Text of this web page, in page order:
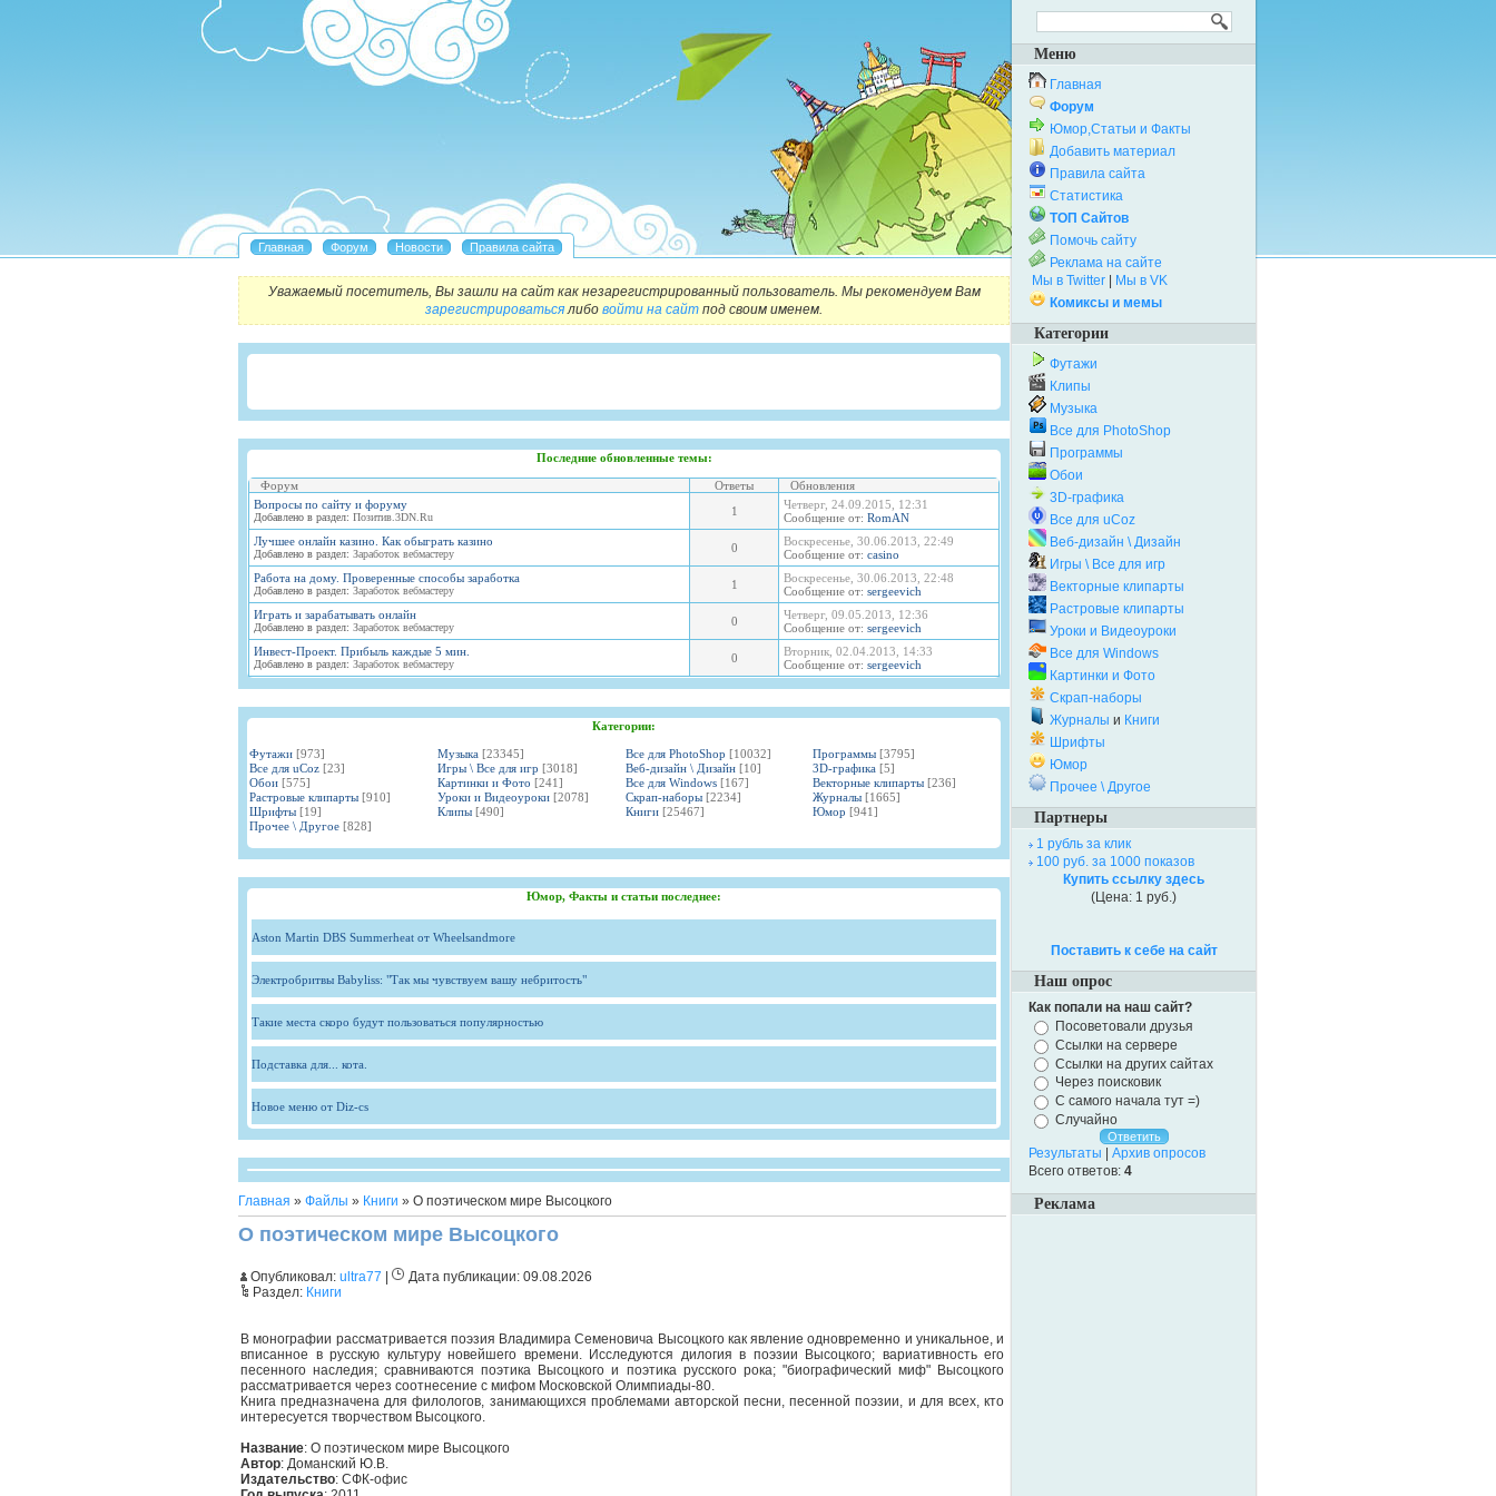
Уважаемый посетитель, Вы зашли на сайт как незарегистрированный пользователь. Мы рекомендуем Вам
зарегистрироватьсялибо войти на сайт под своим именем.
Последние обновленные темы:
Форум Ответы
Обновления
Вопросы по сайту и форуму
Добавлено в раздел: Позитив.3DN.Ru 1
Четверг, 24.09.2015, 12:31
Сообщение от: RomAN
Лучшее онлайн казино. Как обыграть казино
Добавлено в раздел: Заработок вебмастеру 0
Воскресенье, 30.06.2013, 22:49
Сообщение от: casino
Работа на дому. Проверенные способы заработка
Добавлено в раздел: Заработок вебмастеру 1
Воскресенье, 30.06.2013, 22:48
Сообщение от: sergeevich
Играть и зарабатывать онлайн
Добавлено в раздел: Заработок вебмастеру 0
Четверг, 09.05.2013, 12:36
Сообщение от: sergeevich
Инвест-Проект. Прибыль каждые 5 мин.
Добавлено в раздел: Заработок вебмастеру 0
Вторник, 02.04.2013, 14:33
Сообщение от: sergeevich
Категории:
Футажи [973] Музыка [23345] Все для PhotoShop [10032] Программы [3795]
Все для uCoz [23] Игры \ Все для игр [3018] Веб-дизайн \ Дизайн [10] 3D-графика [5]
Обои [575] Картинки и Фото [241] Все для Windows [167] Векторные клипарты [236]
Растровые клипарты [910] Уроки и Видеоуроки [2078] Скрап-наборы [2234] Журналы [1665]
Шрифты [19] Клипы [490] Книги [25467] Юмор [941]
Прочее \ Другое [828]
Юмор, Факты и статьи последнее:
Aston Martin DBS Summerheat от Wheelsandmore
Электробритвы Babyliss: "Так мы чувствуем вашу небритость"
Такие места скоро будут пользоваться популярностью
Подставка для... кота.
Новое меню от Diz-cs
Главная » Файлы » Книги » О поэтическом мире Высоцкого
О поэтическом мире Высоцкого
Опубликовал: ultra77 Дата публикации: 09.08.2026
Раздел: Книги
В монографии рассматривается поэзия Владимира Семеновича Высоцкого как явление одновременно и уникальное, и
вписанное в русскую культуру новейшего времени. Исследуются дилогия в поэзии Высоцкого; вариативность его
песенного наследия; сравниваются поэтика Высоцкого и поэтика русского рока; "биографический миф" Высоцкого
рассматривается через соотнесение с мифом Московской Олимпиады-80.
Книга предназначена для филологов, занимающихся проблемами авторской песни, песенной поэзии, и для всех, кто
интересуется творчеством Высоцкого.
Название: О поэтическом мире Высоцкого
Автор: Доманский Ю.В.
Издательство: СФК-офис
Меню
Главная
Форум
Юмор,Статьи и Факты
Добавить материал
Правила сайта
Статистика
ТОП Сайтов
Помочь сайту
Реклама на сайте
Мы в Twitter
Мы в VK
Комиксы и мемы
Категории
Футажи
Клипы
Музыка
Все для PhotoShop
Программы
Обои
3D-графика
Все для uCoz
Веб-дизайн \ Дизайн
Игры \ Все для игр
Векторные клипарты
Растровые клипарты
Уроки и Видеоуроки
Все для Windows
Картинки и Фото
Скрап-наборы
Журналы и Книги
Шрифты
Юмор
Прочее \ Другое
Партнеры
1 рубль за клик
100 руб. за 1000 показов
Купить ссылку здесь
(Цена: 1 руб.)
Поставить к себе на сайт
Наш опрос
Как попали на наш сайт?
Посоветовали друзья
Ссылки на сервере
Ссылки на других сайтах
Через поисковик
С самого начала тут =)
Случайно
Результаты
Архив опросов
Всего ответов: 4
Реклама